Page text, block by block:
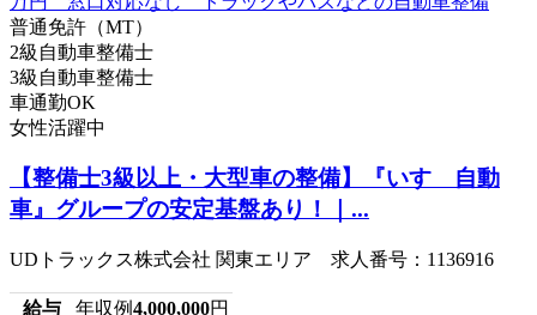
普通免許（MT）
2級自動車整備士
3級自動車整備士
車通勤OK
女性活躍中
【整備士3級以上・大型車の整備】『いすゞ自動
車』グループの安定基盤あり！｜...
UDトラックス株式会社 関東エリア 求人番号：1136916
給与 年収例4,000,000円